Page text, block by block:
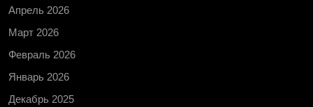
Апрель 2026
Март 2026
Февраль 2026
Январь 2026
Декабрь 2025